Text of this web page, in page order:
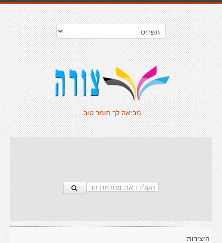
מביאה לך חומר טוב.
היצירות